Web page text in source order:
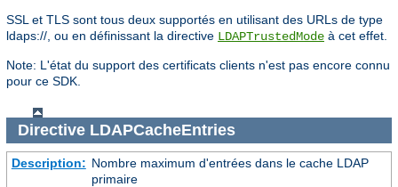
SSL et TLS sont tous deux supportés en utilisant des URLs de type
ldaps://, ou en définissant la directive LDAPTrustedMode à cet effet.
Note: L'état du support des certificats clients n'est pas encore connu
pour ce SDK.
Directive LDAPCacheEntries
Description: Nombre maximum d'entrées dans le cache LDAP
primaire